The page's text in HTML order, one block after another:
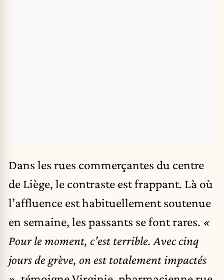
Dans les rues commerçantes du centre
de Liège, le contraste est frappant. Là où
l’affluence est habituellement soutenue
en semaine, les passants se font rares. «
Pour le moment, c’est terrible. Avec cinq
jours de grève, on est totalement impactés